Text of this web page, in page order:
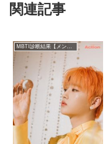
関連記事
MBTI診断結果【メンバー・個人別】